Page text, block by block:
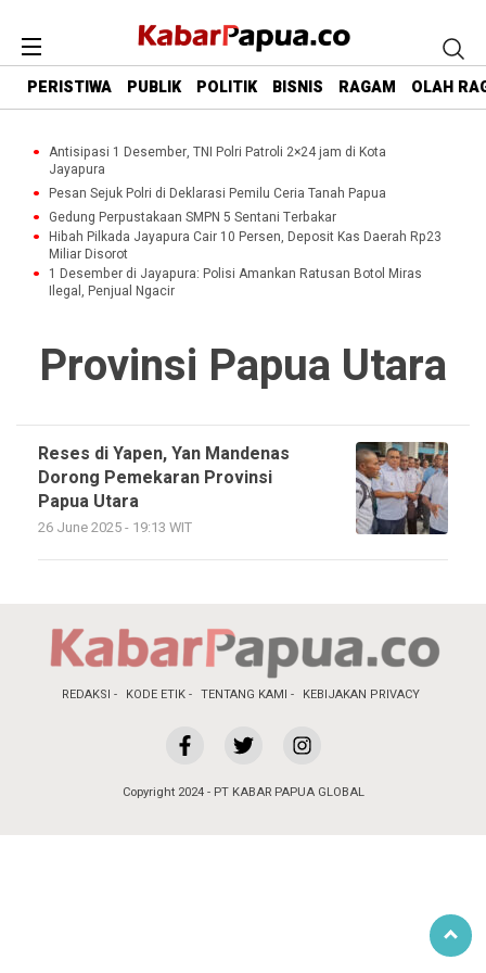
PERISTIWA PUBLIK POLITIK BISNIS RAGAM OLAH
Antisipasi 1 Desember, TNI Polri Patroli 2×24 jam di Kota
Jayapura
Pesan Sejuk Polri di Deklarasi Pemilu Ceria Tanah Papua
Gedung Perpustakaan SMPN 5 Sentani Terbakar
Hibah Pilkada Jayapura Cair 10 Persen, Deposit Kas Daerah Rp23
Miliar Disorot
1 Desember di Jayapura: Polisi Amankan Ratusan Botol Miras
Ilegal, Penjual Ngacir
Provinsi Papua Utara
Reses di Yapen, Yan Mandenas
Dorong Pemekaran Provinsi
Papua Utara
26 June 2025 - 19:13 WIT
REDAKSI KODE ETIK TENTANG KAMI KEBIJAKAN PRIVACY
Copyright 2024 - PT KABAR PAPUA GLOBAL